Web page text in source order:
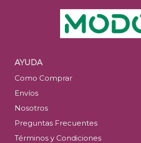
AYUDA
Como Comprar
Envíos
Nosotros
Preguntas Frecuentes
Términos y Condiciones